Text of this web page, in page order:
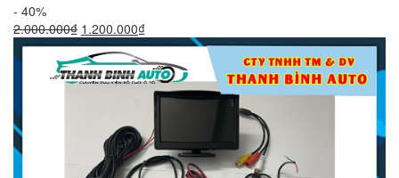
- 40%
2.000.000₫ Giá
gốc
là:
2.000.000₫.
1.200.000₫Giá
hiện
tại
là:
1.200.000₫.